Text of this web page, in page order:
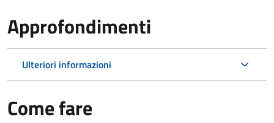
Approfondimenti
Ulteriori informazioni
Come fare